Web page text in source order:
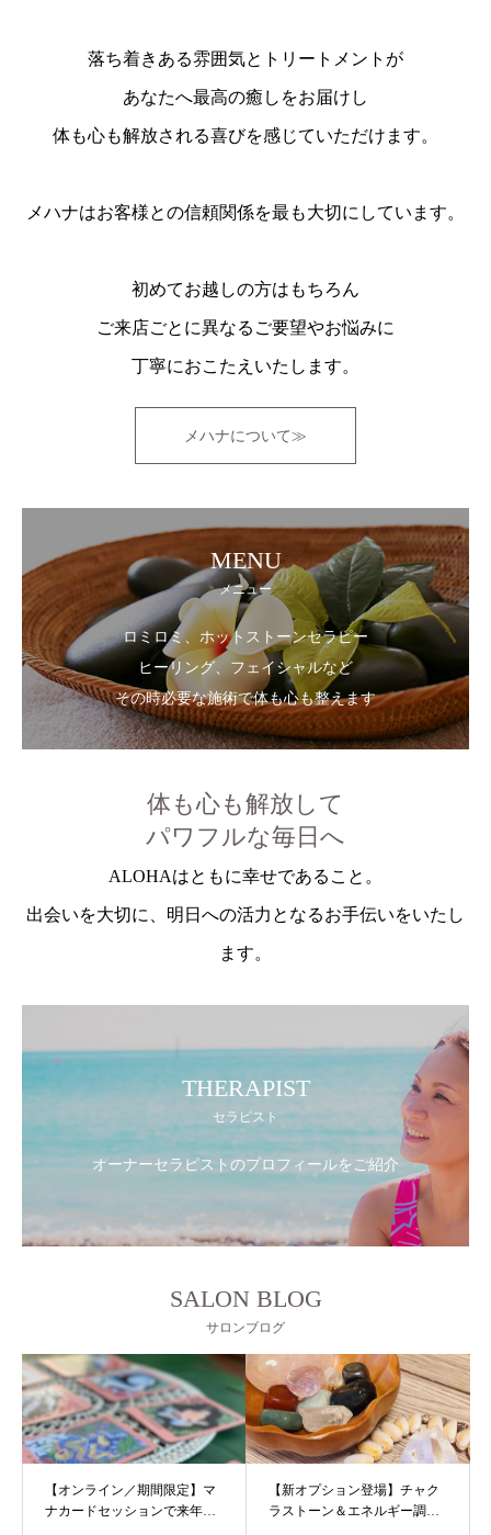
落ち着きある雰囲気とトリートメントが
あなたへ最高の癒しをお届けし
体も心も解放される喜びを感じていただけます。
メハナはお客様との信頼関係を最も大切にしています。
初めてお越しの方はもちろん
ご来店ごとに異なるご要望やお悩みに
丁寧におこたえいたします。
メハナについて≫
MENU
メニュー
ロミロミ、ホットストーンセラピー
ヒーリング、フェイシャルなど
その時必要な施術で体も心も整えます
体も心も解放して
パワフルな毎日へ
ALOHAはともに幸せであること。
出会いを大切に、明日への活力となるお手伝いをいたし
ます。
THERAPIST
セラピスト
オーナーセラピストのプロフィールをご紹介
SALON BLOG
サロンブログ
【オンライン／期間限定】マ
ナカードセッションで来年の
【新オプション登場】チャク
ラストーン＆エネルギー調整